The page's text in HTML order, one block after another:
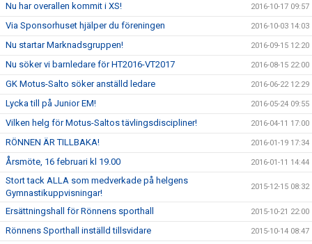
Nu har overallen kommit i XS! 2016-10-17 09:57
Via Sponsorhuset hjälper du föreningen 2016-10-03 14:03
Nu startar Marknadsgruppen! 2016-09-15 12:20
Nu söker vi barnledare för HT2016-VT2017 2016-08-15 22:00
GK Motus-Salto söker anställd ledare 2016-06-22 12:29
Lycka till på Junior EM! 2016-05-24 09:55
Vilken helg för Motus-Saltos tävlingsdiscipliner! 2016-04-11 17:00
RÖNNEN ÄR TILLBAKA! 2016-01-19 17:34
Årsmöte, 16 februari kl 19.00 2016-01-11 14:44
Stort tack ALLA som medverkade på helgens
Gymnastikuppvisningar!
2015-12-15 08:32
Ersättningshall för Rönnens sporthall 2015-10-21 22:00
Rönnens Sporthall inställd tillsvidare 2015-10-14 08:47